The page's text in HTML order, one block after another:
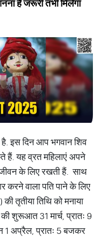
है जरूरी तभी मिलेगा
है. इस दिन आप भगवान शिव
हैं. यह व्रत महिलाएं अपने
के लिए रखती हैं. साथ
करने वाला पति पाने के लिए
तृतीया तिथि को मनाया
शुरूआत 31 मार्च, प्रातः 9
1 अप्रैल, प्रातः 5 बजकर